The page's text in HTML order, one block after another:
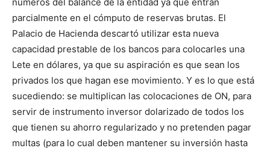
parcialmente en el cómputo de reservas brutas. El
Palacio de Hacienda descartó utilizar esta nueva
capacidad prestable de los bancos para colocarles una
Lete en dólares, ya que su aspiración es que sean los
privados los que hagan ese movimiento. Y es lo que está
sucediendo: se multiplican las colocaciones de ON, para
servir de instrumento inversor dolarizado de todos los
que tienen su ahorro regularizado y no pretenden pagar
multas (para lo cual deben mantener su inversión hasta